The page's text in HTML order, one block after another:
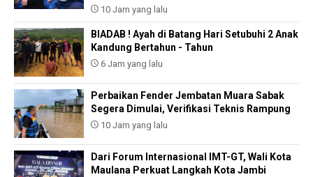
10 Jam yang lalu
BIADAB ! Ayah di Batang Hari Setubuhi 2 Anak
Kandung Bertahun - Tahun
6 Jam yang lalu
Perbaikan Fender Jembatan Muara Sabak
Segera Dimulai, Verifikasi Teknis Rampung
10 Jam yang lalu
Dari Forum Internasional IMT-GT, Wali Kota
Maulana Perkuat Langkah Kota Jambi